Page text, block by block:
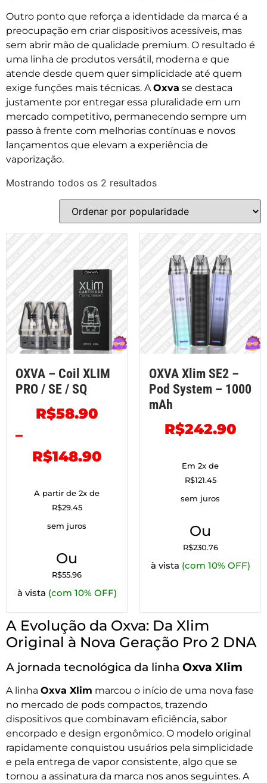
Outro ponto que reforça a identidade da marca é a
preocupação em criar dispositivos acessíveis, mas
sem abrir mão de qualidade premium. O resultado é
uma linha de produtos versátil, moderna e que
atende desde quem quer simplicidade até quem
exige funções mais técnicas. AOxva se destaca
justamente por entregar essa pluralidade em um
mercado competitivo, permanecendo sempre um
passo à frente com melhorias contínuas e novos
lançamentos que elevam a experiência de
vaporização.
Mostrando todos os 2 resultados
OXVA – Coil XLIM
PRO / SE / SQ
R$58.90
–
R$148.90
A partir de 2x de
R$29.45
sem juros
Ou
R$55.96
à vista (com 10% OFF)
OXVA Xlim SE2 –
Pod System – 1000
mAh
R$242.90
Em 2x de
R$121.45
sem juros
Ou
R$230.76
à vista (com 10% OFF)
A Evolução da Oxva: Da Xlim
Original à Nova Geração Pro 2 DNA
A jornada tecnológica da linha Oxva Xlim
A linha Oxva Xlim marcou o início de uma nova fase
no mercado de pods compactos, trazendo
dispositivos que combinavam eficiência, sabor
encorpado e design ergonômico. O modelo original
rapidamente conquistou usuários pela simplicidade
e pela entrega de vapor consistente, algo que se
tornou a assinatura da marca nos anos seguintes. A